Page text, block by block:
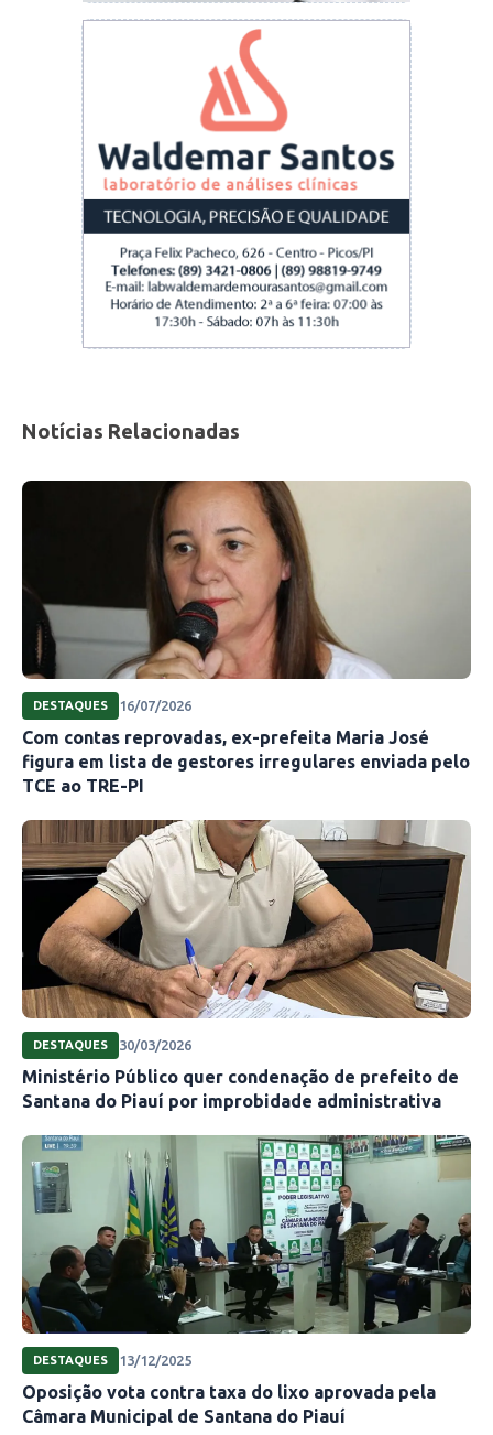
Notícias Relacionadas
DESTAQUES 16/07/2026
Com contas reprovadas, ex-prefeita Maria José
figura em lista de gestores irregulares enviada pelo
TCE ao TRE-PI
DESTAQUES 30/03/2026
Ministério Público quer condenação de prefeito de
Santana do Piauí por improbidade administrativa
DESTAQUES 13/12/2025
Oposição vota contra taxa do lixo aprovada pela
Câmara Municipal de Santana do Piauí